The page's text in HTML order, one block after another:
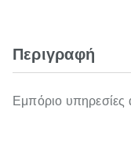
Περιγραφή
Εμπόριο